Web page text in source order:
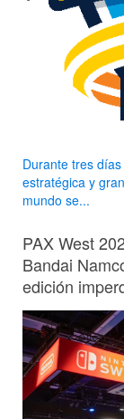
Durante tres
estratégica y
mundo se...
PAX West
Bandai
edición